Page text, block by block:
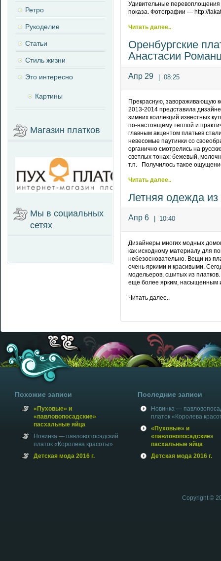
Удивительные перевоплощения
показа. Фотографии — http://
Читать далее..
Оренбургские
Анастасии
Апр 29 08:25
Прекрасную, завораживающую
2013-2014 представила
зимних коллекций известных
по-настоящему теплой и
главным акцентом платьев
невесомые паутинки со
органично смотрелись на
светлых тонах: бежевый,
т.п. Получилось такое
Читать далее..
Летняя одежда из
Апр 6 10:40
Дизайнеры многих модных
как исходному материалу для
небезосновательно. Вещи из
очень яркими и красивыми.
модельеров, сшитых из
еще более ярким, насыщенным
Читать далее..
Ретро
Рукоделие
Статьи
Стиль жизни
Это интересно
Картины
Магазин платков
Мы в социальных
сетях
Похожие записи
«Пуховые» и
«павловопосадские»
пасхальные яйца
Новинка — павловопосадский
платок «Королева красоты»
Детская мода 2016 г.
Последние записи
Новинка —
платок «Королева
«Пуховые» и
«павловопосадские»
пасхальные яйца
Детская мода 2016 г.
Copyright ©